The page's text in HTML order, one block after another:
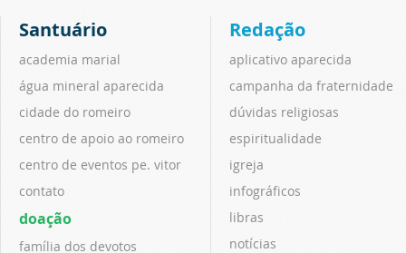
Santuário
academia marial
água mineral aparecida
cidade do romeiro
centro de apoio ao romeiro
centro de eventos pe. vitor
contato
doação
família dos devotos
Redação
aplicativo aparecida
campanha da fraternidade
dúvidas religiosas
espiritualidade
igreja
infográficos
libras
notícias